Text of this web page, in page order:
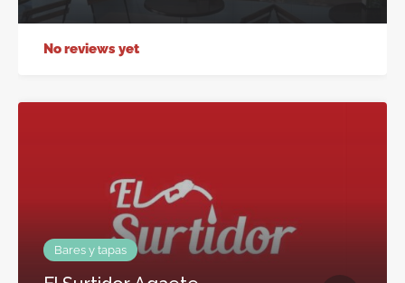
No reviews yet
Bares y tapas